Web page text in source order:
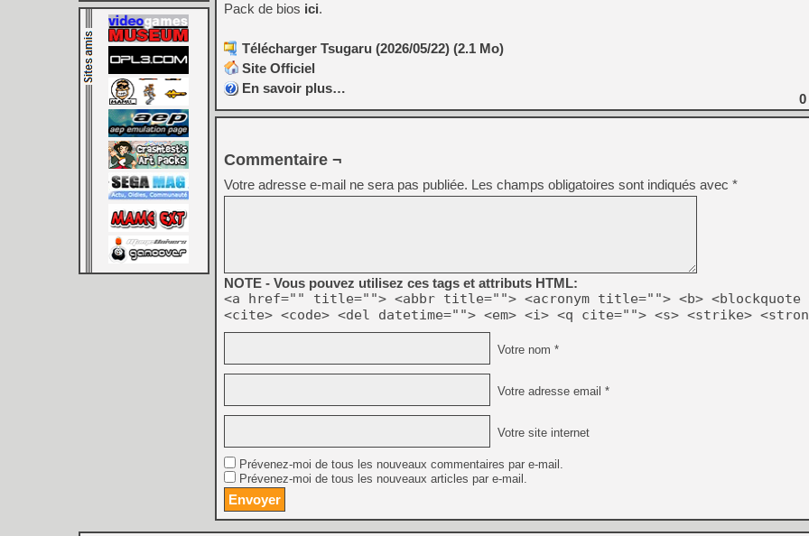
Pack de bios ici.
Télécharger Tsugaru (2026/05/22) (2.1 Mo)
Site Officiel
En savoir plus…
0
Commentaire ¬
Votre adresse e-mail ne sera pas publiée. Les champs obligatoires sont indiqués avec *
NOTE - Vous pouvez utilisez ces tags et attributs HTML:
<a href="" title=""> <abbr title=""> <acronym title=""> <b> <blockquote
<cite> <code> <del datetime=""> <em> <i> <q cite=""> <s> <strike>
Votre nom *
Votre adresse email *
Votre site internet
Prévenez-moi de tous les nouveaux commentaires par e-mail.
Prévenez-moi de tous les nouveaux articles par e-mail.